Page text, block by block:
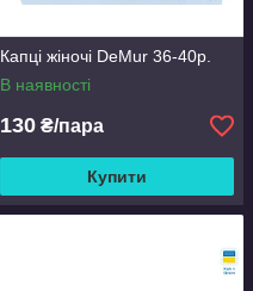
Капці жіночі DeMur 36-40р.
В наявності
130 ₴/пара
Купити